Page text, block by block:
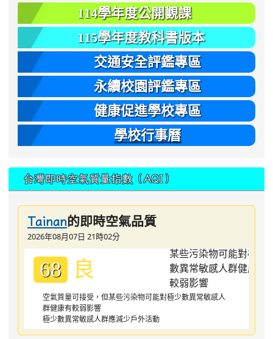
114學年度公開觀課
115學年度教科書版本
交通安全評鑑專區
永續校園評鑑專區
健康促進學校專區
學校行事曆
台灣即時空氣質量指數（AQI）
Tainan的即時空氣品質
2026年08月07日 21時02分
68 良
空氣質量可接受，但某些污染物可能對極少數異常敏感人
群健康有較弱影響
極少數異常敏感人群應減少戶外活動